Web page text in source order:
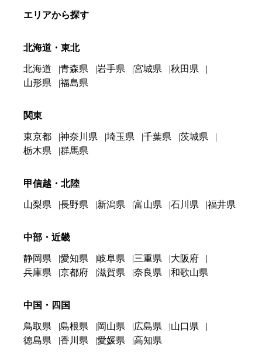
エリアから探す
北海道・東北
北海道 青森県 岩手県 宮城県
秋田県
山形県
福島県
関東
東京都 神奈川県 埼玉県 千葉県
茨城県
栃木県
群馬県
甲信越・北陸
山梨県 長野県 新潟県 富山県 石川県 福井県
中部・近畿
静岡県 愛知県 岐阜県 三重県
大阪府
兵庫県
京都府 滋賀県 奈良県 和歌山県
中国・四国
鳥取県 島根県 岡山県 広島県
山口県
徳島県
香川県 愛媛県 高知県